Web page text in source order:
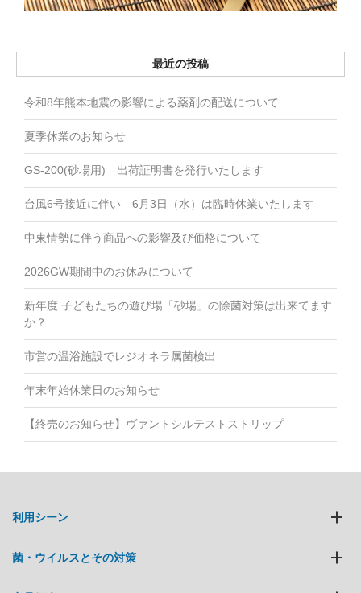
最近の投稿
令和8年熊本地震の影響による薬剤の配送について
夏季休業のお知らせ
GS-200(砂場用) 出荷証明書を発行いたします
台風6号接近に伴い 6月3日（水）は臨時休業いたします
中東情勢に伴う商品への影響及び価格について
2026GW期間中のお休みについて
新年度 子どもたちの遊び場「砂場」の除菌対策は出来てます
か？
市営の温浴施設でレジオネラ属菌検出
年末年始休業日のお知らせ
【終売のお知らせ】ヴァントシルテストストリップ
利用シーン
菌・ウイルスとその対策